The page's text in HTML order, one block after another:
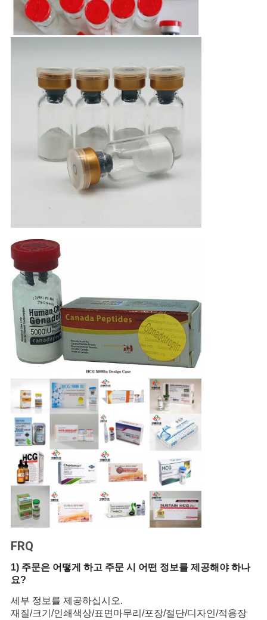
FRQ
1) 주문은 어떻게 하고 주문 시 어떤 정보를 제공해야 하나
요?
세부 정보를 제공하십시오.
재질/크기/인쇄색상/표면마무리/포장/절단/디자인/적용장